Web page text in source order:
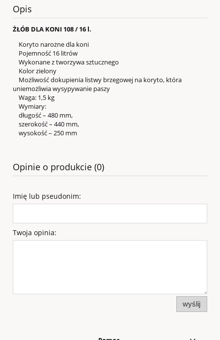
Opis
ŻŁÓB DLA KONI 108 / 16 l.
Koryto narożne dla koni
Pojemność 16 litrów
Wykonane z tworzywa sztucznego
Kolor zielony
Możliwość dokupienia listwy brzegowej na koryto, która
uniemożliwia wysypywanie paszy
Waga: 1,5 kg
Wymiary:
długość – 480 mm,
szerokość – 440 mm,
wysokość – 250 mm
Opinie o produkcie (0)
Imię lub pseudonim:
Twoja opinia:
wyślij